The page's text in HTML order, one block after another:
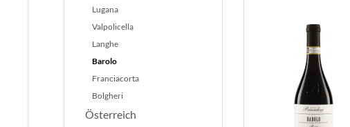
Lugana
Valpolicella
Langhe
Barolo
Franciacorta
Bolgheri
Österreich